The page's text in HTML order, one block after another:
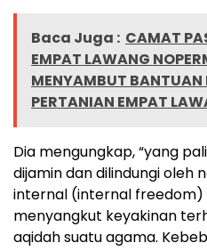
Baca Juga : CAMAT
EMPAT LAWANG
MENYAMBUT BANTUAN
PERTANIAN EMPAT
Dia mengungkap, “yang
dijamin dan dilindungi oleh
internal (internal freedom)
menyangkut keyakinan
aqidah suatu agama.